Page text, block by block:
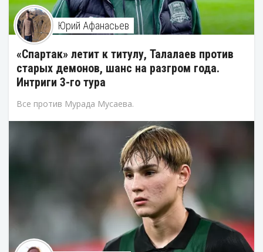
Юрий Афанасьев
«Спартак» летит к титулу, Талалаев против
старых демонов, шанс на разгром года.
Интриги 3-го тура
Все против Мурада Мусаева.